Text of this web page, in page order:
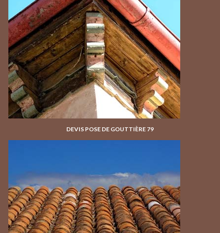
DEVIS POSE DE GOUTTIÈRE 79